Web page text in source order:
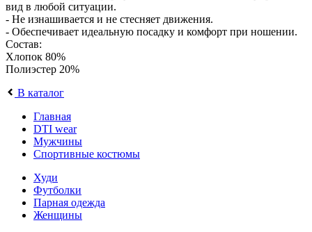
вид в любой ситуации.
- Не изнашивается и не стесняет движения.
- Обеспечивает идеальную посадку и комфорт при ношении.
Состав:
Хлопок 80%
Полиэстер 20%
В каталог
Главная
DTI wear
Мужчины
Спортивные костюмы
Худи
Футболки
Парная одежда
Женщины